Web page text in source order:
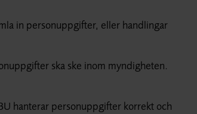
in personuppgifter, eller handlingar
ska ske inom myndigheten.
hanterar personuppgifter korrekt och